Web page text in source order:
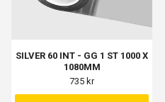
SILVER 60 INT - GG 1 ST 1000 X
1080MM
735 kr